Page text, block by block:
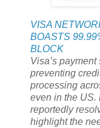
VISA
BOASTS
BLOCK
Visa’s
preventing
processing
even in the US.
reportedly
highlight the